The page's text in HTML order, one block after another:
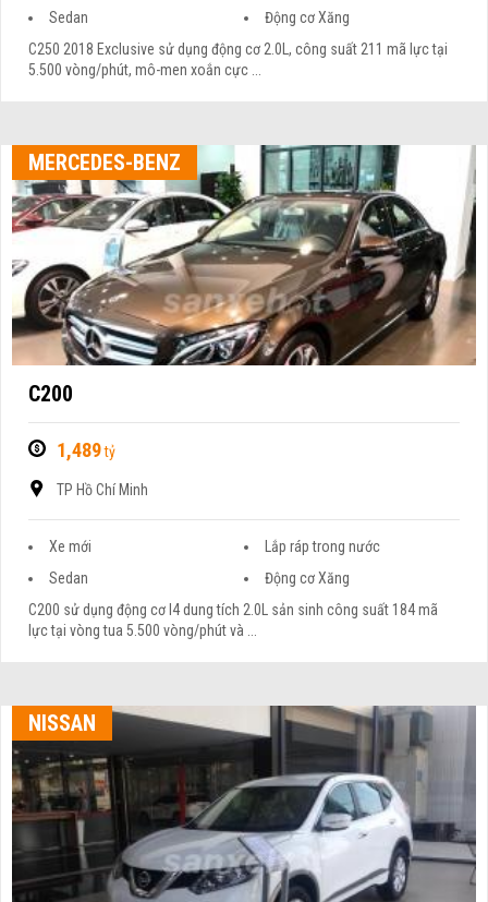
Sedan
Động cơ Xăng
C250 2018 Exclusive sử dụng động cơ 2.0L, công suất 211 mã lực tại
5.500 vòng/phút, mô-men xoắn cực ...
MERCEDES-BENZ
C200
1,489tỷ
TP Hồ Chí Minh
Xe mới
Lắp ráp trong nước
Sedan
Động cơ Xăng
C200 sử dụng động cơ I4 dung tích 2.0L sản sinh công suất 184 mã
lực tại vòng tua 5.500 vòng/phút và ...
NISSAN